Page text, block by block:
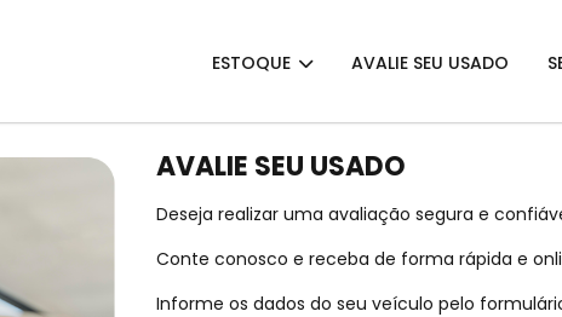
ESTOQUE AVALIE SEU USADO
AVALIE SEU USADO
Deseja realizar uma avaliação segura e
Conte conosco e receba de forma rápida e
Informe os dados do seu veículo pelo